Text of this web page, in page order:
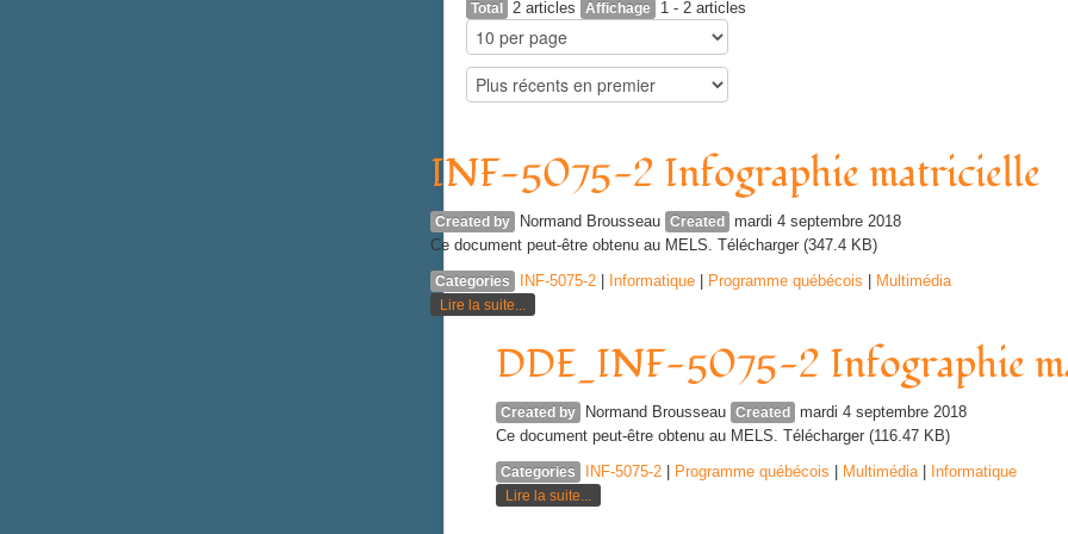
Total 2 articles Affichage 1 - 2 articles
INF-5075-2 Infographie matricielle
Created by Normand Brousseau Created
mardi 4 septembre 2018
Ce document peut-être obtenu au MELS. Télécharger (347.4 KB)
Categories INF-5075-2 Informatique Programme québécois Multimédia
Lire la suite...
DDE_INF-5075-2 Infographie
Created by Normand Brousseau Created
mardi 4 septembre 2018
Ce document peut-être obtenu au MELS. Télécharger (116.47 KB)
Categories INF-5075-2 Programme québécois Multimédia| Informatique
Lire la suite...